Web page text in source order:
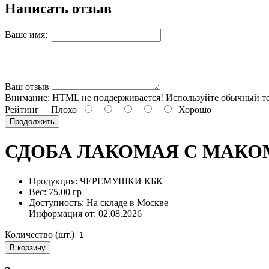
Написать отзыв
Ваше имя:
Ваш отзыв
Внимание: HTML не поддерживается! Используйте обычный
Рейтинг Плохо Хорошо
Продолжить
СДОБА ЛАКОМАЯ С
Продукция: ЧЕРЕМУШКИ КБК
Вес: 75.00 гр
Доступность: На складе в Москве
Информация от: 02.08.2026
Количество (шт.)
В корзину